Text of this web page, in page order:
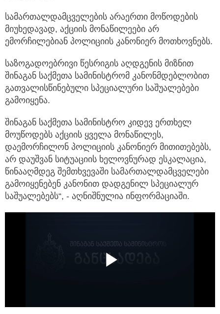
სამართალდამცველების არაერთი მოწოდების
მიუხედავად, აქციის მონაწილეები არ
ემორჩილებიან პოლიციის კანონიერ მოთხოვნებს.
საზოგადოებრივი წესრიგის აღდგენის მიზნით
შინაგან საქმეთა სამინისტრომ კანონმდებლობით
გათვალისწინებული სპეციალური საშუალებები
გამოიყენა.
შინაგან საქმეთა სამინისტრო კიდევ ერთხელ
მოუწოდებს აქციის ყველა მონაწილეს,
დაემორჩილონ პოლიციის კანონიერ მითითებებს,
არ დაუშვან სიტუაციის ხელოვნურად ესკალაცია,
წინააღმდეგ შემთხვევაში სამართალდამცველები
გამოიყენებენ კანონით დადგენილ სპეციალურ
საშუალებებს“, - აღნიშნულია ინფორმაციაში.